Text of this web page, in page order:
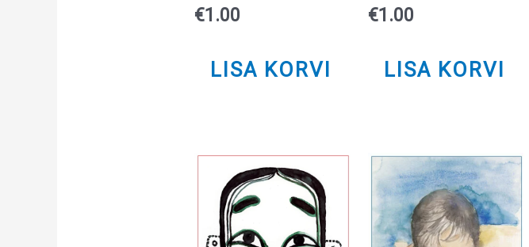
€1.00
LISA KORVI
€1.00
LISA KORVI